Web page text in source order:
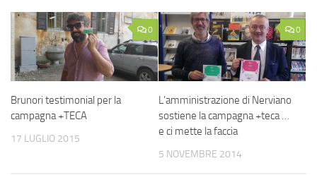
0
Brunori testimonial per la
campagna +TECA
17 LUGLIO 2015
0
L’amministrazione di Nerviano
sostiene la campagna +teca …
e ci mette la faccia
5 NOVEMBRE 2014